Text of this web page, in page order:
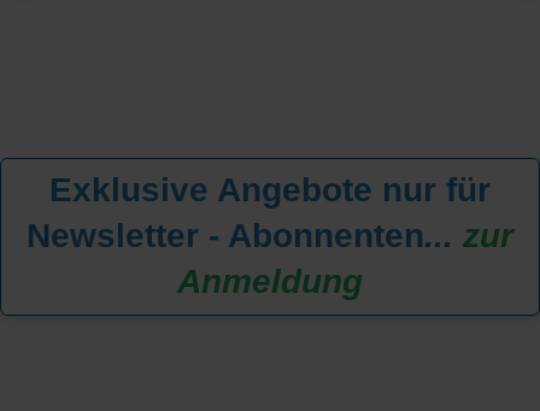
Exklusive Angebote nur für
Newsletter - Abonnenten... zur
Anmeldung